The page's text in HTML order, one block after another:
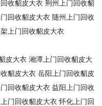
收貂皮大衣 荆州上门回收貂
回收貂皮大衣 随州上门回收
上门回收貂皮大衣
皮大衣 湘潭上门回收貂皮大
貂皮大衣 岳阳上门回收貂皮
回收貂皮大衣 益阳上门回收
门回收貂皮大衣 怀化上门回